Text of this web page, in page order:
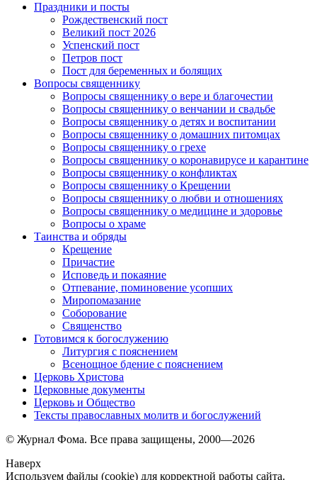
Праздники и посты
Рождественский пост
Великий пост 2026
Успенский пост
Петров пост
Пост для беременных и болящих
Вопросы священнику
Вопросы священнику о вере и благочестии
Вопросы священнику о венчании и свадьбе
Вопросы священнику о детях и воспитании
Вопросы священнику о домашних питомцах
Вопросы священнику о грехе
Вопросы священнику о коронавирусе и карантине
Вопросы священнику о конфликтах
Вопросы священнику о Крещении
Вопросы священнику о любви и отношениях
Вопросы священнику о медицине и здоровье
Вопросы о храме
Таинства и обряды
Крещение
Причастие
Исповедь и покаяние
Отпевание, поминовение усопших
Миропомазание
Соборование
Священство
Готовимся к богослужению
Литургия с пояснением
Всенощное бдение с пояснением
Церковь Христова
Церковные документы
Церковь и Общество
Тексты православных молитв и богослужений
© Журнал Фома. Все права защищены, 2000—2026
Наверх
Используем файлы (cookie) для корректной работы сайта.